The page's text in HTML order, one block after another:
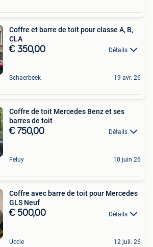
Coffre et barre de toit pour classe A, B,
CLA
€ 350,00 Détails
Schaerbeek 19 avr. 26
Coffre de toit Mercedes Benz et ses
barres de toit
€ 750,00 Détails
Feluy 10 juin 26
Coffre avec barre de toit pour Mercedes
GLS Neuf
€ 500,00 Détails
Uccle 12 juil. 26